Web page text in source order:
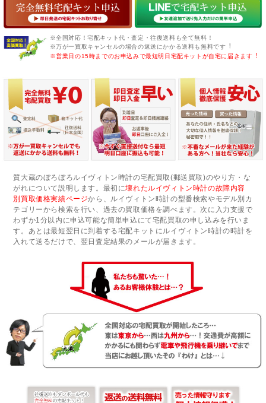
※全国対応！宅配キット代・査定・往復送料も全て無料！
※万が一買取キャンセルの場合の返送にかかる送料も無料です︕
※営業日の15時までのお申込みで最短明日宅配キットが自宅に届きます︕
質大蔵のぼろぼろルイヴィトン時計の宅配買取(郵送買取)のやり方・な
がれについて説明します。最初に壊れたルイヴィトン時計の故障内容
別買取価格実績ページから、ルイヴィトン時計の型番検索やモデル別カ
テゴリーから検索を行い、過去の買取価格を調べます。次に入力支援で
わずか1分以内に申込可能な簡単申込にて宅配買取の申し込みを行いま
す。あとは最短翌日に到着する宅配キットにルイヴィトン時計の時計を
入れて送るだけで、翌日査定結果のメールが届きます。